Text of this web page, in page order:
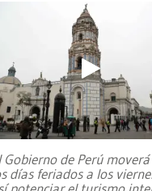
Gobierno de Perú
días feriados a los